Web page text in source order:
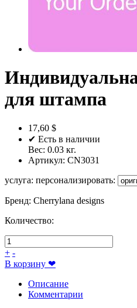
для штампа
17,60 $
✔ Есть в наличии
Вес: 0.03 кг.
Артикул: CN3031
услуга: персонализировать:
Бренд: Cherrylana designs
Количество:
+ -
В корзину ❤
Описание
Комментарии